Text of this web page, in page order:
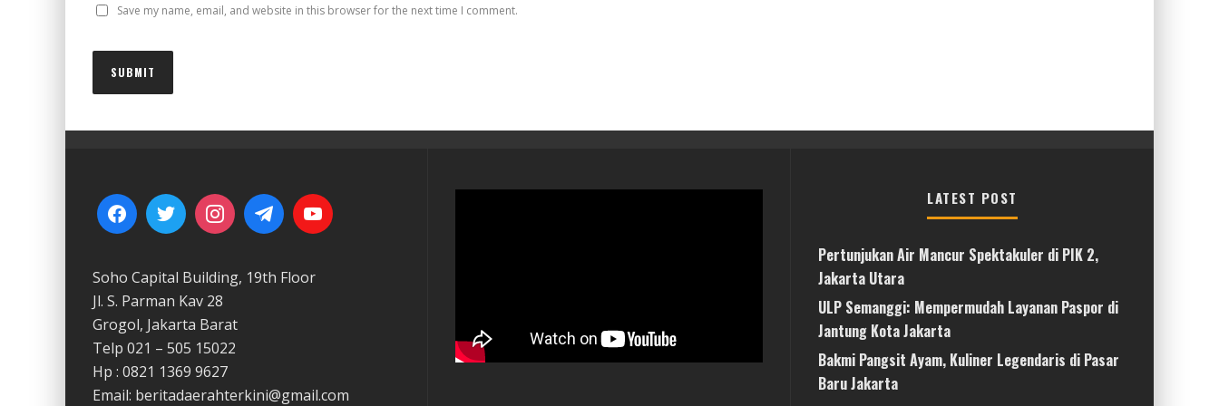
Save my name, email, and website in this browser for the next time I comment.
Soho Capital Building, 19th Floor
Jl. S. Parman Kav 28
Grogol, Jakarta Barat
Telp 021 – 505 15022
Hp : 0821 1369 9627
Email: beritadaerahterkini@gmail.com
LATEST POST
Pertunjukan Air Mancur Spektakuler di PIK 2,
Jakarta Utara
ULP Semanggi: Mempermudah Layanan Paspor di
Jantung Kota Jakarta
Bakmi Pangsit Ayam, Kuliner Legendaris di Pasar
Baru Jakarta